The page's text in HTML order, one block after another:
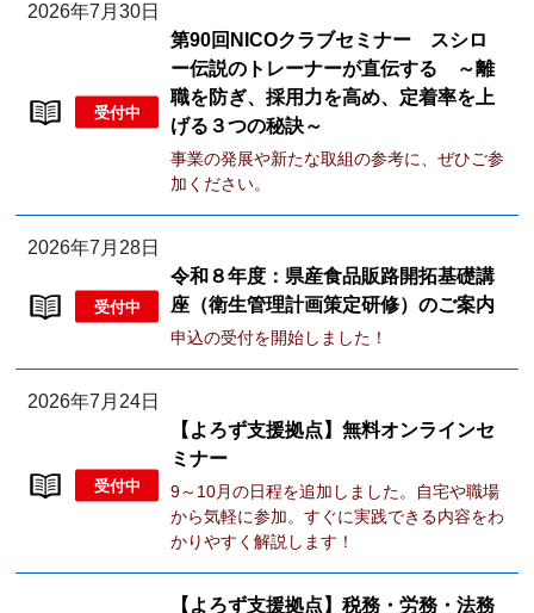
2026年7月30日
受付中
第90回NICOクラブセミナー スシロ
ー伝説のトレーナーが直伝する ～離
職を防ぎ、採用力を高め、定着率を上
げる３つの秘訣～
事業の発展や新たな取組の参考に、ぜひご参
加ください。
2026年7月28日
受付中
令和８年度：県産食品販路開拓基礎講
座（衛生管理計画策定研修）のご案内
申込の受付を開始しました！
2026年7月24日
受付中
【よろず支援拠点】無料オンラインセ
ミナー
9～10月の日程を追加しました。自宅や職場
から気軽に参加。すぐに実践できる内容をわ
かりやすく解説します！
【よろず支援拠点】税務・労務・法務